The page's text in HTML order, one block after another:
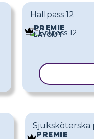
Hallpass 12
PREMIE
LAYOUT
Sjuksköterska
PREMIE